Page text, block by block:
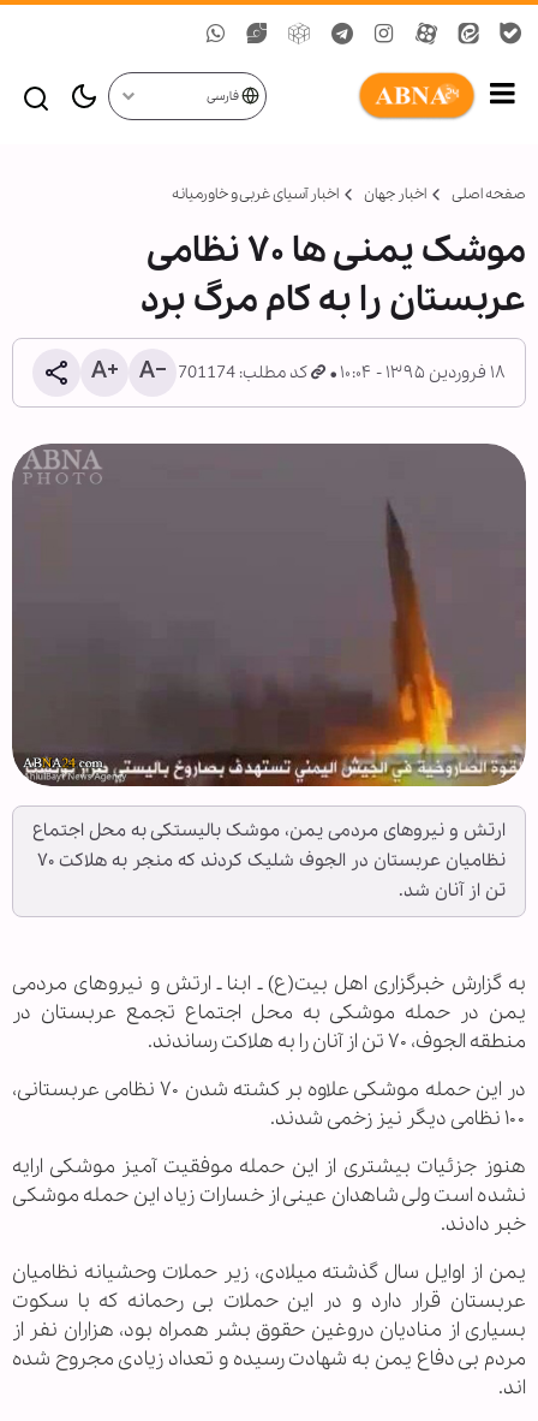
فارسی
صفحه اصلی اخبار جهان اخبار آسیای غربی و خاورمیانه
موشک یمنی ها ۷۰ نظامی
عربستان را به کام مرگ برد
۱۸ فروردین ۱۳۹۵ - ۱۰:۰۴ کد مطلب: 701174
ارتش و نیروهای مردمی یمن، موشک بالیستکی به محل اجتماع
نظامیان عربستان در الجوف شلیک کردند که منجر به هلاکت ۷۰
تن از آنان شد.
به گزارش خبرگزاری اهل بیت(ع) ـ ابنا ـ ارتش و نیروهای مردمی
یمن در حمله موشکی به محل اجتماع تجمع عربستان در
منطقه الجوف، ۷۰ تن از آنان را به هلاکت رساندند.
در این حمله موشکی علاوه بر کشته شدن ۷۰ نظامی عربستانی،
۱۰۰ نظامی دیگر نیز زخمی شدند.
هنوز جزئیات بیشتری از این حمله موفقیت آمیز موشکی ارايه
نشده است ولی شاهدان عینی از خسارات زیاد این حمله موشکی
خبر دادند.
یمن از اوايل سال گذشته میلادی، زیر حملات وحشیانه نظامیان
عربستان قرار دارد و در این حملات بی رحمانه که با سکوت
بسیاری از منادیان دروغین حقوق بشر همراه بود، هزاران نفر از
مردم بی دفاع یمن به شهادت رسیده و تعداد زیادی مجروح شده
اند.